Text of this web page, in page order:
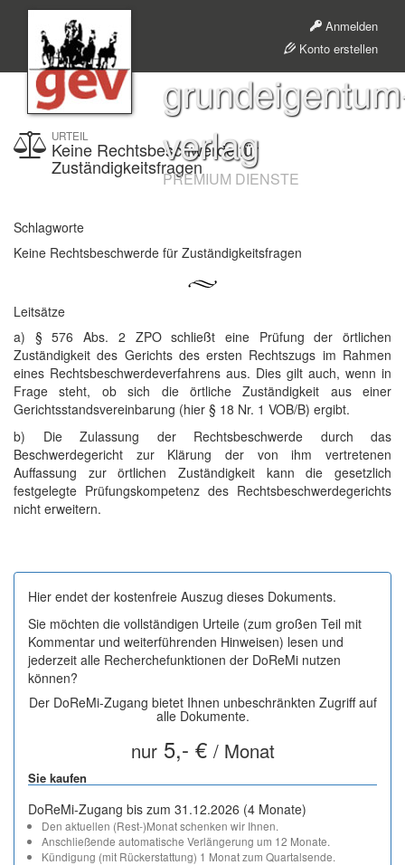
Anmelden
Konto erstellen
verlag
PREMIUM DIENSTE
URTEIL
Keine Rechtsbeschwerde für
Zuständigkeitsfragen
Schlagworte
Keine Rechtsbeschwerde für Zuständigkeitsfragen
Leitsätze
a) § 576 Abs. 2 ZPO schließt eine Prüfung der örtlichen
Zuständigkeit des Gerichts des ersten Rechtszugs im Rahmen
eines Rechtsbeschwerdeverfahrens aus. Dies gilt auch, wenn in
Frage steht, ob sich die örtliche Zuständigkeit aus einer
Gerichtsstandsvereinbarung (hier § 18 Nr. 1 VOB/B) ergibt.
b) Die Zulassung der Rechtsbeschwerde durch das
Beschwerdegericht zur Klärung der von ihm vertretenen
Auffassung zur örtlichen Zuständigkeit kann die gesetzlich
festgelegte Prüfungskompetenz des Rechtsbeschwerdegerichts
nicht erweitern.
Hier endet der kostenfreie Auszug dieses Dokuments.
Sie möchten die vollständigen Urteile (zum großen Teil mit
Kommentar und weiterführenden Hinweisen) lesen und
jederzeit alle Recherchefunktionen der DoReMi nutzen
können?
Der DoReMi-Zugang bietet Ihnen unbeschränkten Zugriff auf
alle Dokumente.
nur5,- € / Monat
Sie kaufen
DoReMi-Zugang bis zum 31.12.2026 (4 Monate)
Den aktuellen (Rest-)Monat schenken wir Ihnen.
Anschließende automatische Verlängerung um 12 Monate.
Kündigung (mit Rückerstattung) 1 Monat zum Quartalsende.